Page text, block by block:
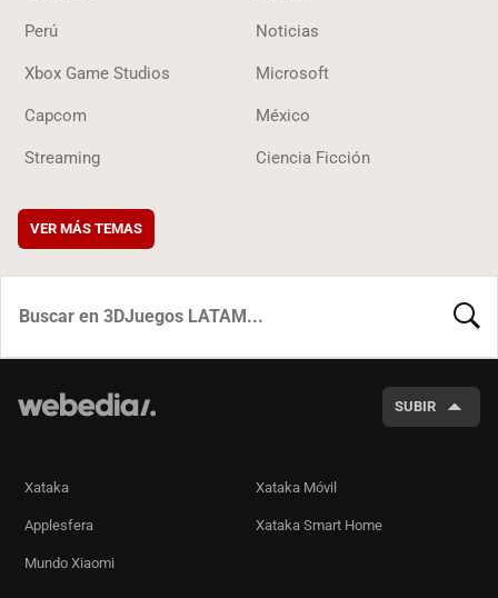
Perú Noticias
Xbox Game Studios Microsoft
Capcom México
Streaming Ciencia Ficción
VER MÁS TEMAS
SUBIR
Xataka Xataka Móvil
Applesfera Xataka Smart Home
Mundo Xiaomi